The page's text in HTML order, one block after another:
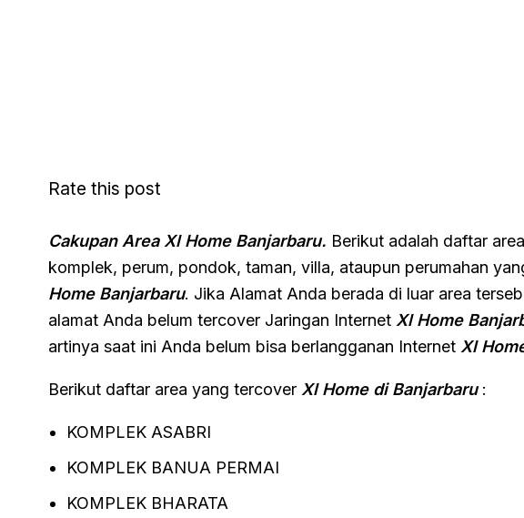
Rate this post
Cakupan Area Xl Home Banjarbaru. Berikut adalah daftar
komplek, perum, pondok, taman, villa, ataupun perumahan
Home Banjarbaru. Jika Alamat Anda berada di luar area
alamat Anda belum tercover Jaringan Internet Xl Home
artinya saat ini Anda belum bisa berlangganan Internet Xl
Berikut daftar area yang tercover Xl Home di Banjarbaru:
KOMPLEK ASABRI
KOMPLEK BANUA PERMAI
KOMPLEK BHARATA